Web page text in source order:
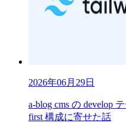
2026年06月29日
a-blog cms の develop
first 構成に寄せた話